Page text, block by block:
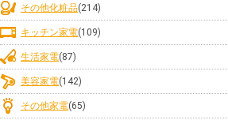
その他化粧品(214)
キッチン家電(109)
生活家電(87)
美容家電(142)
その他家電(65)